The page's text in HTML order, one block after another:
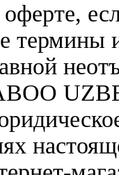
термины